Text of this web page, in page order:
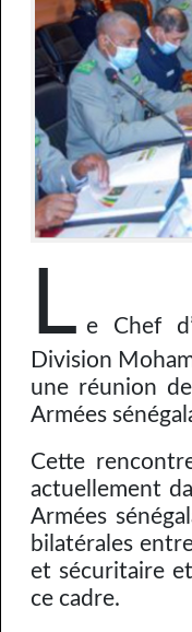
L e Chef
Division
une réunion
Armées
Cette
actuellement
Armées
bilatérales
et sécuritaire
ce cadre.